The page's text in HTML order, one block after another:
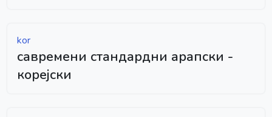
kor
савремени стандардни арапски -
корејски